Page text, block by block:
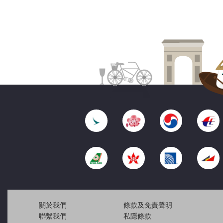
關於我們
聯繫我們
條款及免責聲明
私隱條款